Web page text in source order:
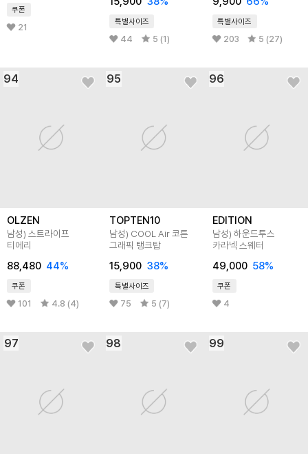
쿠폰
21
특별사이즈
44 5 (1)
특별사이즈
203 5 (27)
94
OLZEN
남성) 스트라이프
티에리
88,480 44%
쿠폰
101 4.8 (4)
95
TOPTEN10
남성) COOL Air 코튼
그래픽 탱크탑
15,900 38%
특별사이즈
75 5 (7)
96
EDITION
남성) 하운드투스
카라넥 스웨터
49,000 58%
쿠폰
4
97 98 99